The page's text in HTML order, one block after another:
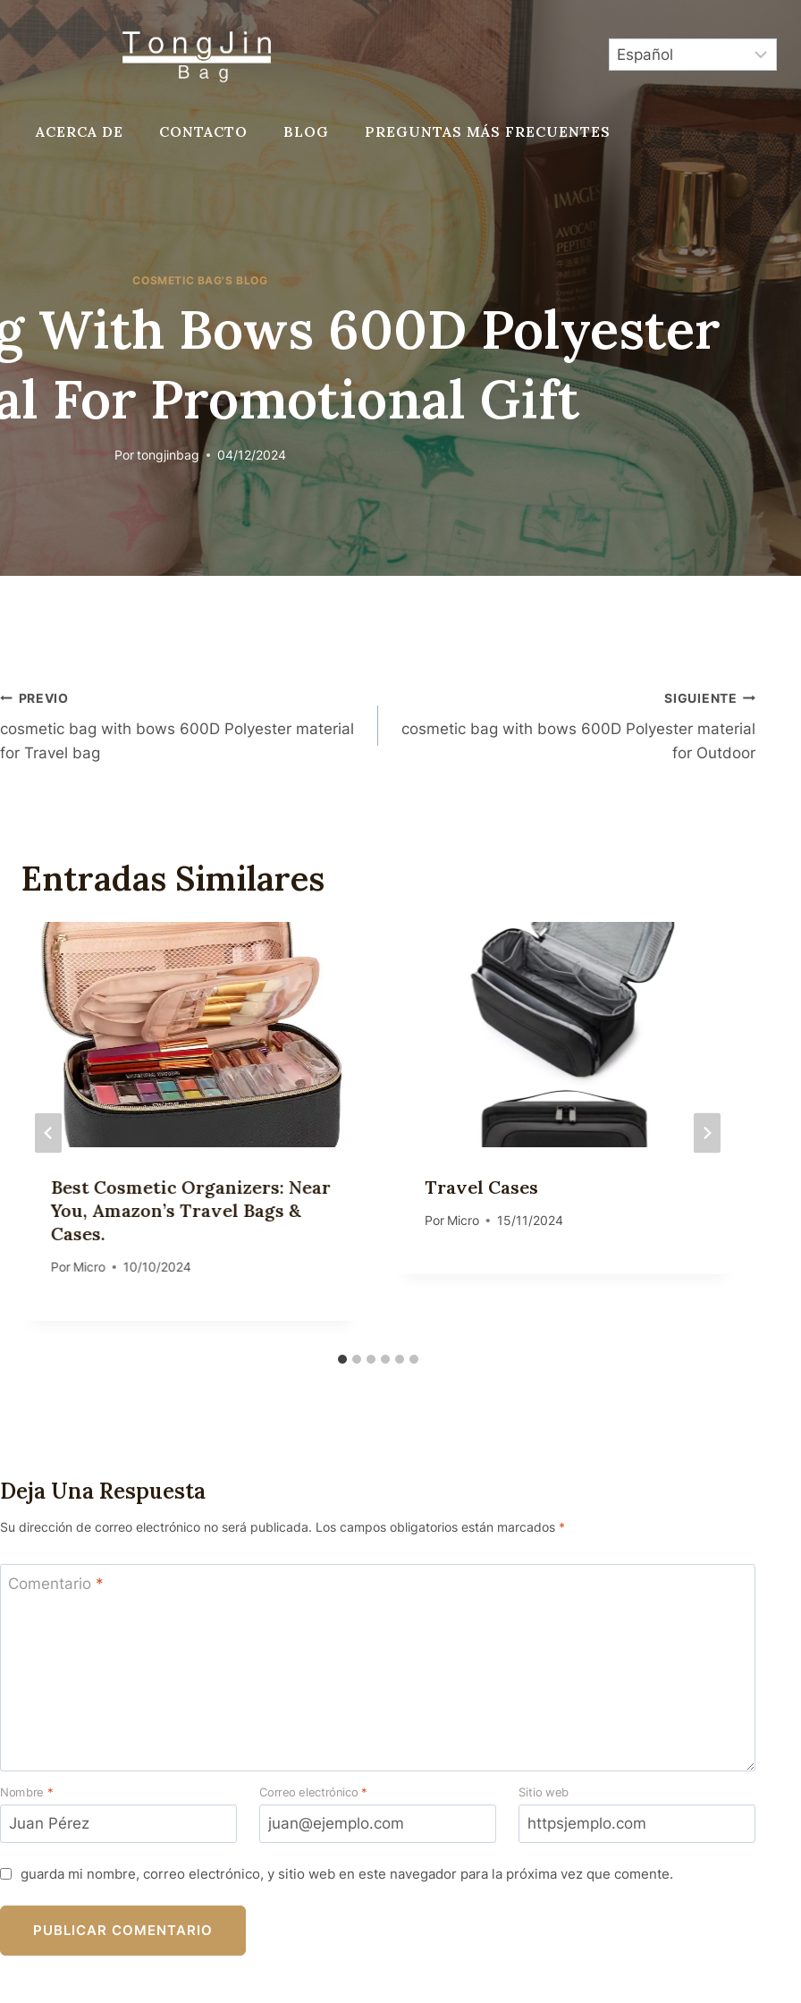
ACERCA DE CONTACTO BLOG PREGUNTAS MÁS FRECUENTES
COSMETIC BAG'S BLOG
With Bows 600D Polyester
For Promotional Gift
Portongjinbag 04/12/2024
Navegación
De
PREVIO
cosmetic bag with bows 600D Polyester material
for Travel bag
SIGUIENTE
cosmetic bag with bows 600D Polyester material
for Outdoor
Entradas Similares
Best Cosmetic Organizers: Near
You, Amazon’s Travel Bags &
Cases.
Por Micro 10/10/2024
Travel Cases
Por Micro 15/11/2024
Deja Una Respuesta
Su dirección de correo electrónico no será publicada. Los campos obligatorios están marcados *
Comentario *
Nombre * Correo electrónico * Sitio web
guarda mi nombre, correo electrónico, y sitio web en este navegador para la próxima vez que comente.